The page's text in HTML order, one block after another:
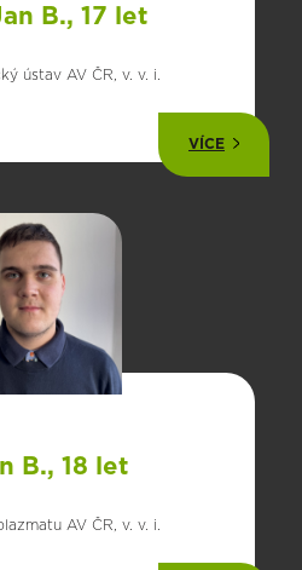
B., 17 let
ústav AV ČR, v. v. i.
VÍCE
B., 18 let
AV ČR, v. v. i.